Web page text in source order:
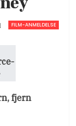
FILM-ANMELDELSE
fjern